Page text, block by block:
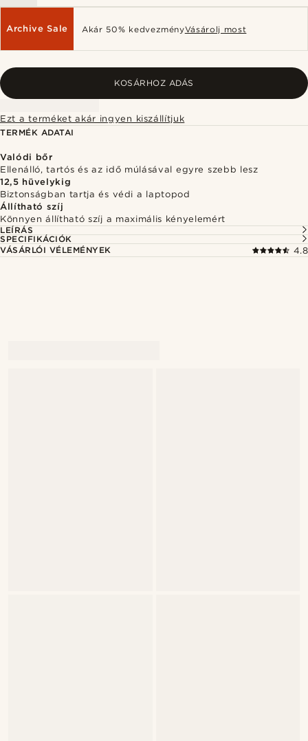
Archive Sale Akár 50% kedvezményVásárolj most
KOSÁRHOZ ADÁS
Ezt a terméket akár ingyen kiszállítjuk
TERMÉK ADATAI
Valódi bőr
Ellenálló, tartós és az idő múlásával egyre szebb lesz
12,5 hüvelykig
Biztonságban tartja és védi a laptopod
Állítható szíj
Könnyen állítható szíj a maximális kényelemért
LEÍRÁS
SPECIFIKÁCIÓK
VÁSÁRLÓI VÉLEMÉNYEK
4.8